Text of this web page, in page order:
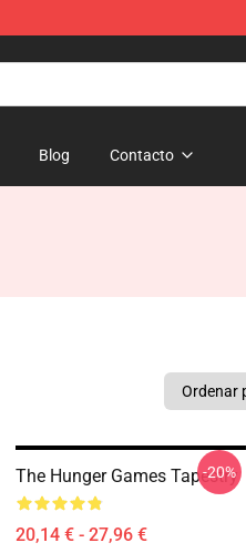
Blog Contacto
The Hunger Games Tapestry
20,14 € - 27,96 €
-20%